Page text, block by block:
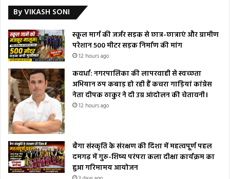
By VIKASH SONI
स्कूल मार्ग की जर्जर सड़क से छात्र-छात्राएं और ग्रामीण
परेशान 500 मीटर सड़क निर्माण की मांग
12 hours ago
कवर्धा: नगरपालिका की लापरवाही से स्वच्छता
अभियान ठप कबाड़ हो रही हैं कचरा गाड़ियां कांग्रेस
नेता दीपक ठाकुर ने दी उग्र आंदोलन की चेतावनी।
12 hours ago
बैगा संस्कृति के संरक्षण की दिशा में महत्वपूर्ण पहल
दमगढ़ में गुरु-शिष्य परंपरा कला दीक्षा कार्यक्रम का
हुआ गरिमामय आयोजन